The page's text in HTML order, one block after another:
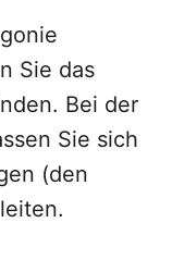
Sie das
Bei der
Sie sich
(den